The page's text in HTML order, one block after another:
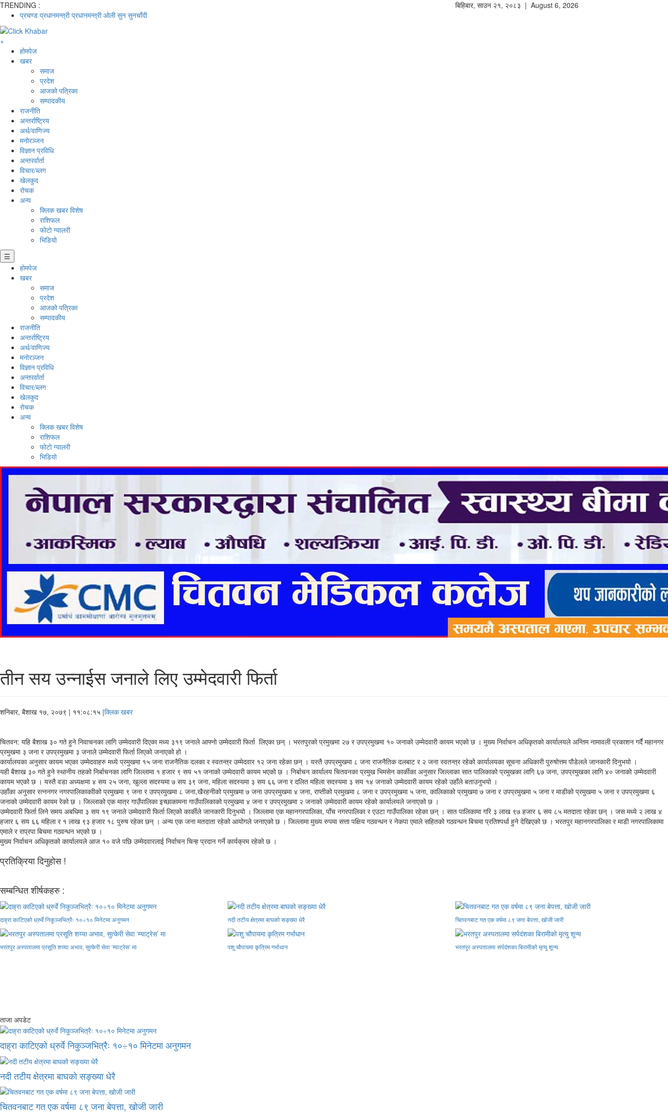
TRENDING :
प्रचण्ड प्रधानमन्त्री प्रधानमन्त्री ओली सुन सुनचाँदी
बिहिबार, साउन २१, २०८३ | August 6, 2026
×
होमपेज
खबर
समाज
प्रदेश
आजको पत्रिका
सम्पादकीय
राजनीति
अन्तर्राष्ट्रिय
अर्थ/वाणिज्य
मनाेरञ्जन
विज्ञान प्रविधि
अन्तरर्वार्ता
विचार/ब्लग
खेलकुद
रोचक
अन्य
क्लिक खबर विशेष
राशिफल
फोटो ग्यालरी
भिडियो
☰
होमपेज
खबर
समाज
प्रदेश
आजको पत्रिका
सम्पादकीय
राजनीति
अन्तर्राष्ट्रिय
अर्थ/वाणिज्य
मनाेरञ्जन
विज्ञान प्रविधि
अन्तरर्वार्ता
विचार/ब्लग
खेलकुद
रोचक
अन्य
क्लिक खबर विशेष
राशिफल
फोटो ग्यालरी
भिडियो
तीन सय उन्नाईस जनाले लिए उम्मेदवारी फिर्ता
शनिबार, बैशाख १७, २०७९ | ११:०८:१५ |क्लिक खबर
चितवन: यहि बैशाख ३० गते हुने निवाचनका लागि उम्मेदवारी दिएका मध्य ३१९ जनाले आफ्नाे उम्मेदवारी फिर्ता लिएका छन् । भरतपुरको प्रमुखमा २७ र उपप्रमुखमा १० जनाको उम्मेदवारी कायम भएको छ । मुख्य निर्वाचन अधिकृतको कार्यालयले अन्तिम नामावली प्रकाशन गर्दै महानगर
प्रमुखमा ३ जना र उपप्रमुखमा ३ जनाले उम्मेदवारी फिर्ता लिएको जनाएको हो ।
कार्यालयका अनुसार कायम भएका उम्मेदवाहरु मध्ये प्रमुखमा १५ जना राजनैतिक दलका र स्वतन्त्र उम्मेदवार १२ जना रहेका छन् । यस्तै उपप्रमुखमा ८ जना राजनैतिक दलबाट र २ जना स्वतन्त्र रहेको कार्यालयका सूचना अधिकारी पुरुषोत्तम पौडेलले जानकारी दिनुभयो ।
यही बैशाख ३० गते हुने स्थानीय तहको निर्बाचनका लागि जिल्लामा १ हजार ९ सय ५१ जनाको उम्मेदवारी कायम भएको छ । निर्बाचन कार्यालय चितवनका प्रमुख भिमसेन कार्कीका अनुसार जिल्लाका सात पालिकाको प्रमुखका लागि ६७ जना, उपप्रमुखका लागि ४० जनाको उम्मेदवारी
कायम भएको छ । यस्तै वडा अध्यक्षमा ४ सय २५ जना, खुल्ला सदस्यमा ७ सय ३९ जना, महिला सदस्यमा ३ सय ६६ जना र दलित महिला सदस्यमा ३ सय १४ जनाको उम्मेदवारी कायम रहेको उहाँले बताउनुभयो ।
उहाँका अनुसार रत्ननगर नगरपालिकाकाीको प्रमुखमा ९ जना र उपप्रमुखमा ८ जना,खैरहनीको प्रमुखमा ७ जना उपप्रमुखमा ४ जना, राप्तीको प्रमुखमा ८ जना र उपप्रमुखमा ५ जना, कालिकाको प्रमुखमा ७ जना र उपप्रमुखमा ५ जना र माडीको प्रमुखमा ५ जना र उपप्रमुखमा ६
जनाको उम्मेदवारी कायम रेको छ । जिल्लाको एक मात्र गाउँपालिका इच्छाकामना गाउँपालिकाको प्रमुखमा ४ जना र उपप्रमुखमा २ जनाको उम्मेदवारी कायम रहेको कार्यालयले जनाएको छ ।
उम्मेदवारी फिर्ता लिने समय अबधिमा ३ सय १९ जनाले उम्मेदवारी फिर्ता लिएको कार्कीले जानकारी दिनुभयो । जिल्लामा एक महानगरपालिका, पाँच नगरपालिका र एउटा गाउँपालिका रहेका छन् । सात पालिकामा गरि ३ लाख ९७ हजार ६ सय ८५ मतदाता रहेका छन् । जस मध्ये २ लाख ४
हजार ६ सय ६६ महिला र १ लाख ९३ हजार १८ पुरुष रहेका छन् । अन्य एक जना मतदाता रहेको आयोगले जनाएको छ । जिल्लामा मुख्य रुपमा सत्ता पक्षिय गठवन्धन र नेकपा एमाले सहितको गठवन्धन बिचमा प्रतिश्पर्धा हुने देखिएको छ । भरतपुर महानगरपालिका र माडी नगरपालिकामा
एमाले र राप्रपा बिचमा गठवन्धन भएको छ ।
मुख्य निर्वाचन अधिकृतको कार्यालयले आज १० वजे पछि उम्मेदवारलाई निर्वाचन चिन्ह प्रदान गर्ने कार्यक्रम रहेको छ ।
प्रतिक्रिया दिनुहोस !
सम्बन्धित शीर्षकहरु :
दाह्रा काटिएको ध्रुर्वे निकुञ्जभित्रैः १०÷१० मिनेटमा अनुगमन नदी तटीय क्षेत्रमा बाघको सङ्ख्या धेरै चितवनबाट गत एक वर्षमा ८९ जना बेपत्ता, खोजी जारी
भरतपुर अस्पतालमा प्रसूति शय्या अभाव, सुत्केरी सेवा ‘म्याट्रेस’ मा पशु चौपायमा कृत्रिम गर्भाधान भरतपुर अस्पतालमा सर्पदंशका बिरामीको मृत्यु शून्य
ताजा अपडेट
दाह्रा काटिएको ध्रुर्वे निकुञ्जभित्रैः १०÷१० मिनेटमा अनुगमन
नदी तटीय क्षेत्रमा बाघको सङ्ख्या धेरै
चितवनबाट गत एक वर्षमा ८९ जना बेपत्ता, खोजी जारी